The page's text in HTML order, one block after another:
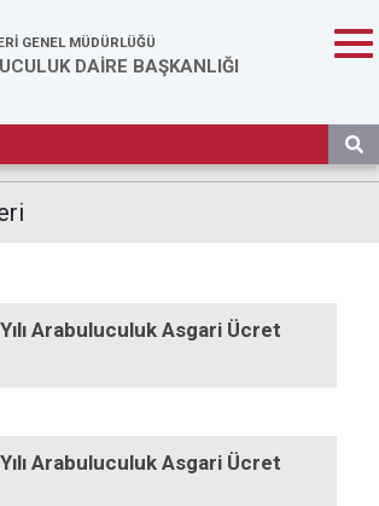
GENEL MÜDÜRLÜĞÜ
DAİRE BAŞKANLIĞI
/ Ücret Tarifeleri
Arabuluculuk Asgari Ücret
Arabuluculuk Asgari Ücret